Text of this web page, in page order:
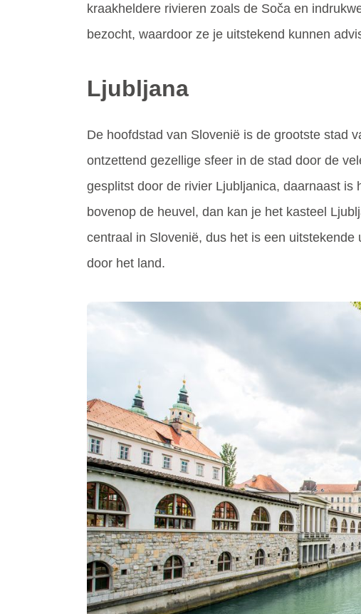
kraakheldere rivieren zoals de Soča en
bezocht, waardoor ze je uitstekend kunnen
Ljubljana
De hoofdstad van Slovenië is de grootste stad
ontzettend gezellige sfeer in de stad door de
gesplitst door de rivier Ljubljanica, daarnaast
bovenop de heuvel, dan kan je het kasteel
centraal in Slovenië, dus het is een
door het land.